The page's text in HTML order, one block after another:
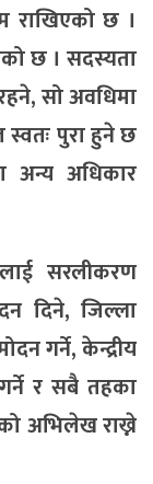
राखिएको छ ।
छ । सदस्यता
सो अवधिमा
स्वतः पुरा हुने छ
अन्य अधिकार
सरलीकरण
दिने, जिल्ला
गर्ने, केन्द्रीय
र सबै तहका
अभिलेख राख्ने